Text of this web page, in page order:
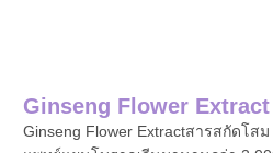
Ginseng Flower Extract
Ginseng Flower Extractสารสกัดโส